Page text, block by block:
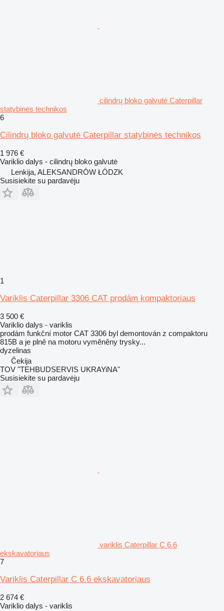
cilindrų bloko galvutė Caterpillar
statybinės technikos
6
Cilindrų bloko galvutė Caterpillar statybinės technikos
1 976 €
Variklio dalys - cilindrų bloko galvutė
Lenkija, ALEKSANDRÓW ŁÓDZK
Susisiekite su pardavėju
1
Variklis Caterpillar 3306 CAT prodám kompaktoriaus
3 500 €
Variklio dalys - variklis
prodám funkční motor CAT 3306 byl demontován z compaktoru
815B a je plně na motoru vyměněny trysky...
dyzelinas
Čekija
TOV "TEHBUDSERVIS UKRAYiNA"
Susisiekite su pardavėju
variklis Caterpillar C 6.6
ekskavatoriaus
7
Variklis Caterpillar C 6.6 ekskavatoriaus
2 674 €
Variklio dalys - variklis